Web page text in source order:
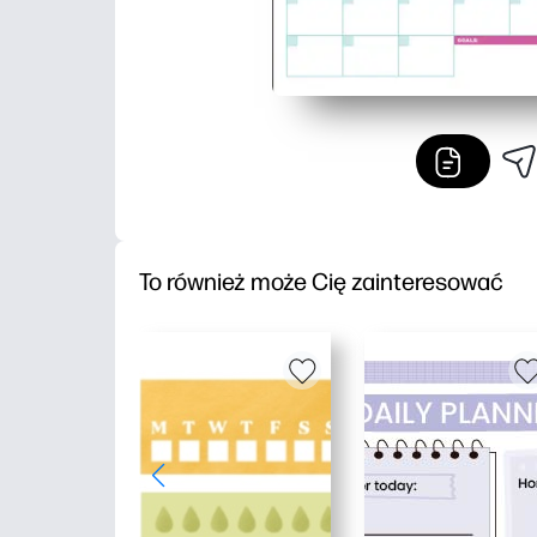
To również może Cię zainteresować